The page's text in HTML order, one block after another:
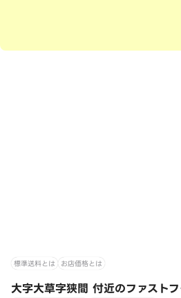
標準送料とは お店価格とは
大字大草字狭間 付近のファスト